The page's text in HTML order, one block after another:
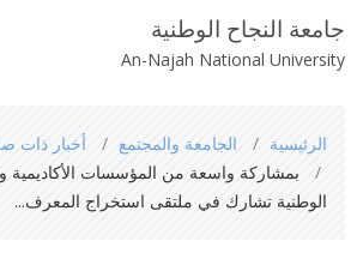
جامعة النجاح الوطنية
An-Najah National University
are
here
الرئيسية الجامعة والمجتمع
أخبار ذات
بمشاركة واسعة من المؤسسات الأكاديمية
الوطنية تشارك في ملتقى استخراج المعرف...